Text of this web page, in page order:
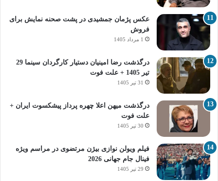
عکس پژمان جمشیدی در پشت صحنه نمایش برای
فروش
1 مرداد 1405
درگذشت رضا امینیان دستیار کارگردان سینما 29
تیر 1405 + علت فوت
31 تیر 1405
درگذشت میهن اعلا چهره پرداز پیشکسوت ایران +
علت فوت
30 تیر 1405
فیلم ویولن نوازی بیژن مرتضوی در مراسم ویژه
فینال جام جهانی 2026
29 تیر 1405